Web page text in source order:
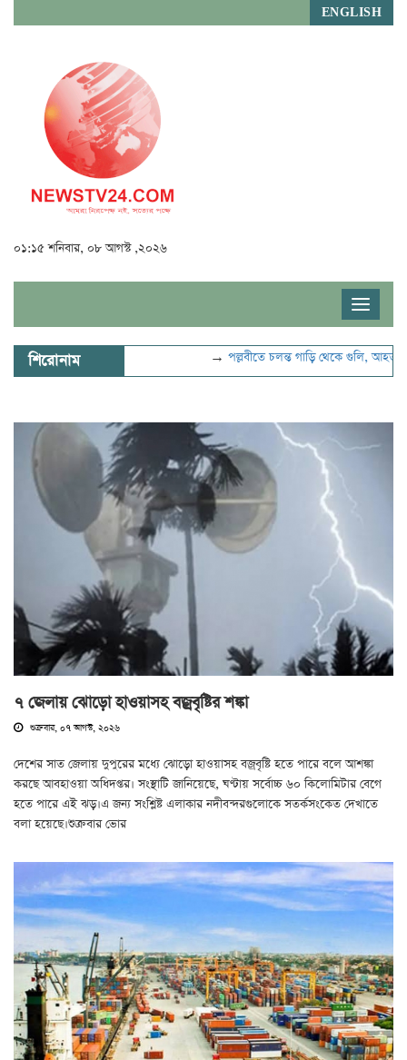
ENGLISH
০১:১৫ শনিবার, ০৮ আগস্ট ,২০২৬
Toggle
শিরোনাম পল্লবীতে চলন্ত গাড়ি থেকে গুলি, আহত ২→
৭ জেলায় ঝোড়ো হাওয়াসহ বজ্রবৃষ্টির শঙ্কা
শুক্রবার, ০৭ আগস্ট, ২০২৬
দেশের সাত জেলায় দুপুরের মধ্যে ঝোড়ো হাওয়াসহ বজ্রবৃষ্টি হতে পারে বলে আশঙ্কা
করছে আবহাওয়া অধিদপ্তর। সংস্থাটি জানিয়েছে, ঘণ্টায় সর্বোচ্চ ৬০ কিলোমিটার বেগে
হতে পারে এই ঝড়।এ জন্য সংশ্লিষ্ট এলাকার নদীবন্দরগুলোকে সতর্কসংকেত দেখাতে
বলা হয়েছে।শুক্রবার ভোর